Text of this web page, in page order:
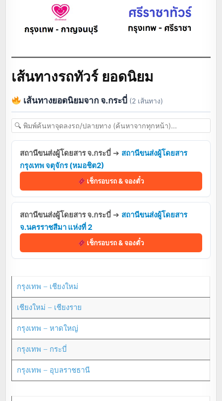
เส้นทางรถทัวร์ ยอดนิยม
เส้นทางยอดนิยมจาก จ.กระบี่ (2 เส้นทาง)
สถานีขนส่งผู้โดยสาร จ.กระบี่ ➔ สถานีขนส่งผู้โดยสาร
กรุงเทพ จตุจักร (หมอชิต2)
เช็กรอบรถ & จองตั๋ว
สถานีขนส่งผู้โดยสาร จ.กระบี่ ➔ สถานีขนส่งผู้โดยสาร
จ.นครราชสีมา แห่งที่ 2
เช็กรอบรถ & จองตั๋ว
กรุงเทพ – เชียงใหม่
เชียงใหม่ – เชียงราย
กรุงเทพ – หาดใหญ่
กรุงเทพ – กระบี่
กรุงเทพ – อุบลราชธานี